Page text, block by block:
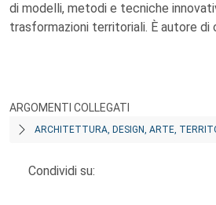
di modelli, metodi e tecniche
trasformazioni territoriali. È autore di
ARGOMENTI COLLEGATI
ARCHITETTURA, DESIGN, ARTE,
Condividi su: